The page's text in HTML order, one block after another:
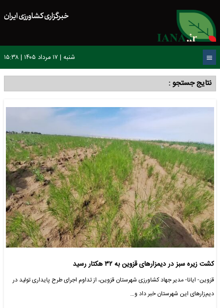
خبرگزاری کشاورزی ایران
شنبه | ۱۷ مرداد ۱۴۰۵ | ۱۵:۳۸
نتایج جستجو :
کشت زیره سبز در دیمزارهای قزوین به ۳۲ هکتار رسید
قزوین- ایانا- مدیر جهاد کشاورزی شهرستان قزوین، از تداوم اجرای طرح پایداری تولید در
دیم‌زارهای این شهرستان خبر داد و…